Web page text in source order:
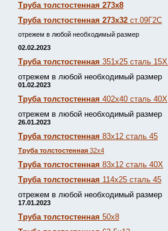
Труба толстостенная 273х8
Труба толстостенная 273х32 ст.09Г2С
отрежем в любой необходимый размер
02.02.2023
Труба толстостенная 351х25 сталь 15Х
отрежем в любой необходимый размер
01.02.2023
Труба толстостенная 402х40 сталь 40Х
отрежем в любой необходимый размер
26.01.2023
Труба толстостенная 83х12 сталь 45
Труба толстостенная 32х4
Труба толстостенная 83х12 сталь 40Х
Труба толстостенная 114х25 сталь 45
отрежем в любой необходимый размер
17.01.2023
Труба толстостенная 50х8